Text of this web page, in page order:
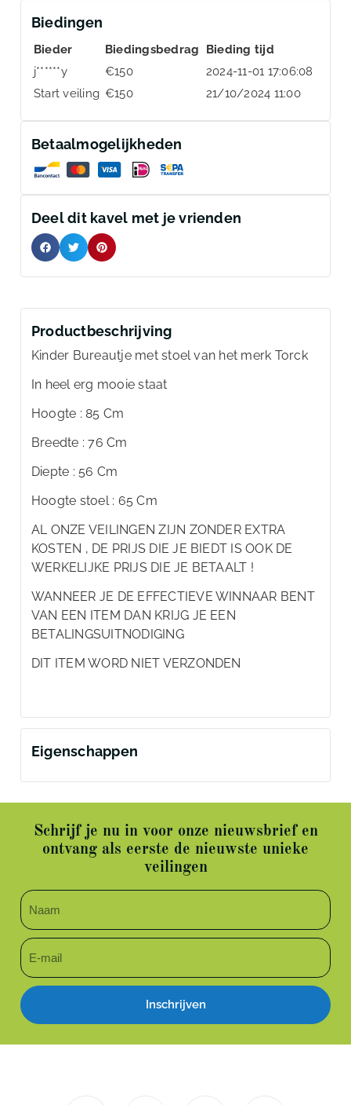
Biedingen
Bieder Biedingsbedrag
Bieding tijd
j******y
€150
2024-11-01 17:06:08
Start veiling €150 21/10/2024 11:00
Betaalmogelijkheden
Deel dit kavel met je vrienden
Productbeschrijving
Kinder Bureautje met stoel van het merk Torck
In heel erg mooie staat
Hoogte : 85 Cm
Breedte : 76 Cm
Diepte : 56 Cm
Hoogte stoel : 65 Cm
AL ONZE VEILINGEN ZIJN ZONDER EXTRA
KOSTEN , DE PRIJS DIE JE BIEDT IS OOK DE
WERKELIJKE PRIJS DIE JE BETAALT !
WANNEER JE DE EFFECTIEVE WINNAAR BENT
VAN EEN ITEM DAN KRIJG JE EEN
BETALINGSUITNODIGING
DIT ITEM WORD NIET VERZONDEN
Eigenschappen
Schrijf je nu in voor onze nieuwsbrief en
ontvang als eerste de nieuwste unieke
veilingen
Inschrijven